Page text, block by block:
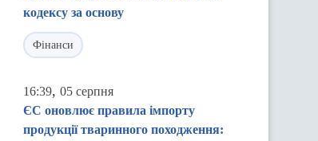
кодексу за основу
Фінанси
16:39, 05 серпня
ЄС оновлює правила імпорту
продукції тваринного походження: